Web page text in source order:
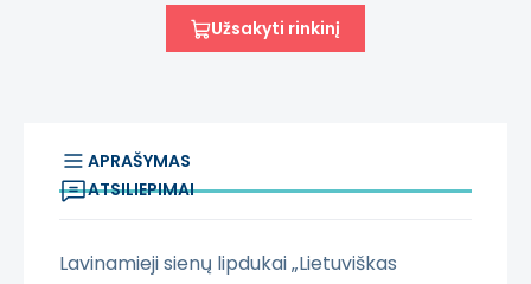
Užsakyti rinkinį
APRAŠYMAS
ATSILIEPIMAI
Lavinamieji sienų lipdukai „Lietuviškas